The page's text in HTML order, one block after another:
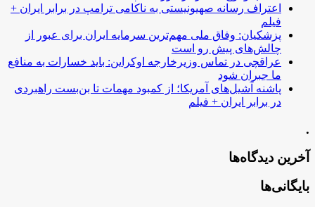
اعتراف رسانه صهیونیستی به ناکامی ترامپ در برابر ایران +
فیلم
پزشکیان: وفاق ملی مهم‌ترین سرمایه ایران برای عبور از
چالش‌های پیش رو است
عراقچی در تماس وزیرخارجه اوکراین: باید خسارات به منافع
ما جبران شود
پاشنه آشیل‌های آمریکا؛ از کمبود مهمات تا بن‌بست راهبردی
در برابر ایران + فیلم
.
آخرین دیدگاه‌ها
بایگانی‌ها